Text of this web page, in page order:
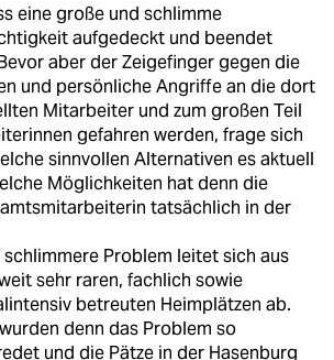
eine große und schlimme
aufgedeckt und beendet
aber der Zeigefinger gegen die
und persönliche Angriffe an die dort
Mitarbeiter und zum großen Teil
gefahren werden, frage sich
sinnvollen Alternativen es aktuell
Möglichkeiten hat denn die
tatsächlich in der
schlimmere Problem leitet sich aus
sehr raren, fachlich sowie
betreuten Heimplätzen ab.
denn das Problem so
und die Pätze in der Hasenburg